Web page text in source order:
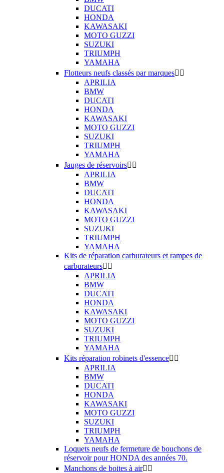
DUCATI
HONDA
KAWASAKI
MOTO GUZZI
SUZUKI
TRIUMPH
YAMAHA
Flotteurs neufs classés par marques 
APRILIA
BMW
DUCATI
HONDA
KAWASAKI
MOTO GUZZI
SUZUKI
TRIUMPH
YAMAHA
Jauges de réservoirs 
APRILIA
BMW
DUCATI
HONDA
KAWASAKI
MOTO GUZZI
SUZUKI
TRIUMPH
YAMAHA
Kits de réparation carburateurs et rampes de
carburateurs 
APRILIA
BMW
DUCATI
HONDA
KAWASAKI
MOTO GUZZI
SUZUKI
TRIUMPH
YAMAHA
Kits réparation robinets d'essence 
APRILIA
BMW
DUCATI
HONDA
KAWASAKI
MOTO GUZZI
SUZUKI
TRIUMPH
YAMAHA
Loquets neufs de fermeture de bouchons de
réservoir pour HONDA des années 70.
Manchons de boites à air 